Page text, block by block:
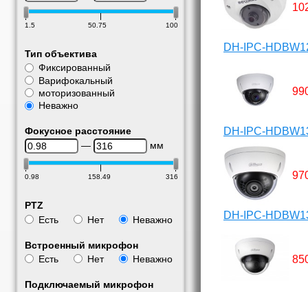
1.5 50.75 100
Тип объектива
Фиксированный
Варифокальный
моторизованный
Неважно
Фокусное расстояние
—
мм
0.98 158.49 316
PTZ
Есть
Нет Неважно
Встроенный микрофон
Есть
Нет Неважно
Подключаемый микрофон
DH-IPC-
DH-IPC-
DH-IPC-